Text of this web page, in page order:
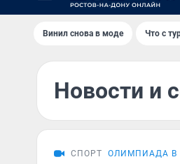
Винил снова в моде Что с
Новости и
СПОРТ ОЛИМПИАДА В